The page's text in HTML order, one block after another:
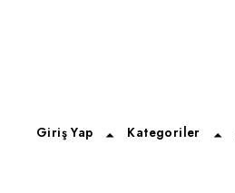
Giriş Yap Kategoriler